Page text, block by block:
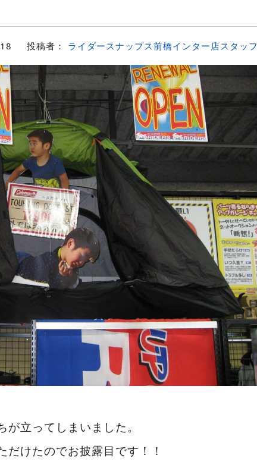
投稿者： ライダースナップス前橋インター店スタッフ
立ってしまいました。
けたのでお披露目です！！